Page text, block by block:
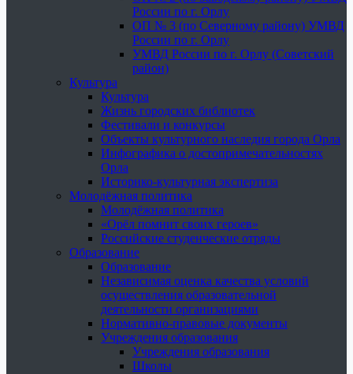
России по г. Орлу
ОП № 3 (по Северному району) УМВД
России по г. Орлу
УМВД России по г. Орлу (Советский
район)
Культура
Культура
Жизнь городских библиотек
Фестивали и конкурсы
Объекты культурного наследия города Орла
Инфографика о достопримечательностях
Орла
Историко-культурная экспертиза
Молодёжная политика
Молодёжная политика
«Орёл помнит своих героев»
Российские студенческие отряды
Образование
Образование
Независимая оценка качества условий
осуществления образовательной
деятельности организациями
Нормативно-правовые документы
Учреждения образования
Учреждения образования
Школы